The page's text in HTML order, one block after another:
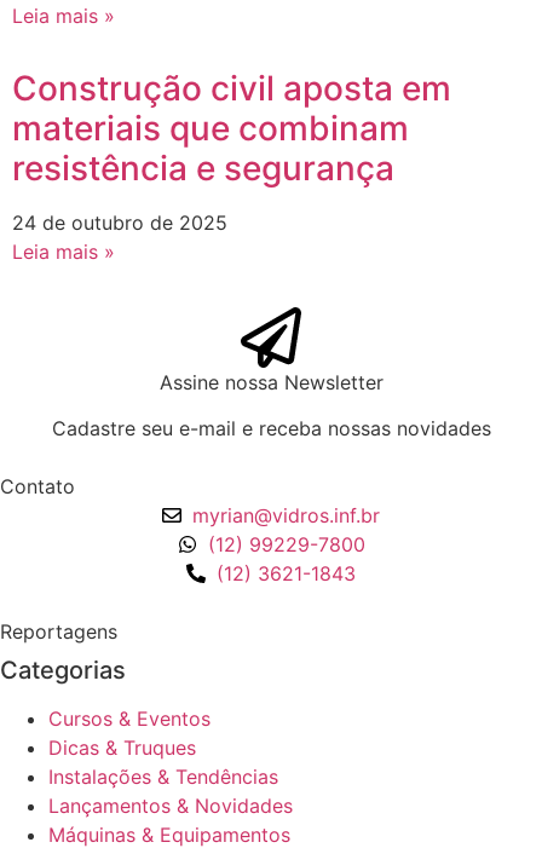
Leia mais »
Construção civil aposta em
materiais que combinam
resistência e segurança
24 de outubro de 2025
Leia mais »
Assine nossa Newsletter
Cadastre seu e-mail e receba nossas novidades
Contato
myrian@vidros.inf.br
(12) 99229-7800
(12) 3621-1843
Reportagens
Categorias
Cursos & Eventos
Dicas & Truques
Instalações & Tendências
Lançamentos & Novidades
Máquinas & Equipamentos